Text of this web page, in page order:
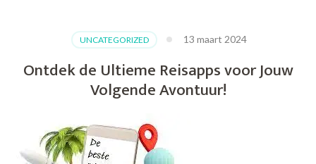
Bestemmingen:
Reis
door
UNCATEGORIZED 13 maart 2024
Ontdek de Ultieme Reisapps voor Jouw
Volgende Avontuur!